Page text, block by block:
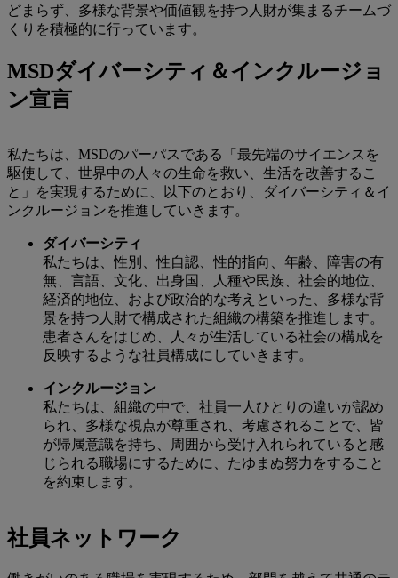
どまらず、多様な背景や価値観を持つ人財が集まるチームづ
くりを積極的に行っています。
MSDダイバーシティ＆インクルージョ
ン宣言
私たちは、MSDのパーパスである「最先端のサイエンスを
駆使して、世界中の人々の生命を救い、生活を改善するこ
と」を実現するために、以下のとおり、ダイバーシティ＆イ
ンクルージョンを推進していきます。
ダイバーシティ
私たちは、性別、性自認、性的指向、年齢、障害の有
無、言語、文化、出身国、人種や民族、社会的地位、
経済的地位、および政治的な考えといった、多様な背
景を持つ人財で構成された組織の構築を推進します。
患者さんをはじめ、人々が生活している社会の構成を
反映するような社員構成にしていきます。
インクルージョン
私たちは、組織の中で、社員一人ひとりの違いが認め
られ、多様な視点が尊重され、考慮されることで、皆
が帰属意識を持ち、周囲から受け入れられていると感
じられる職場にするために、たゆまぬ努力をすること
を約束します。
社員ネットワーク